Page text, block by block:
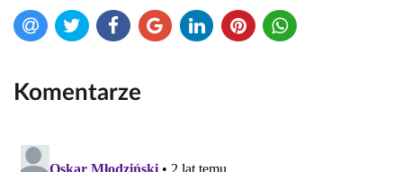
Komentarze